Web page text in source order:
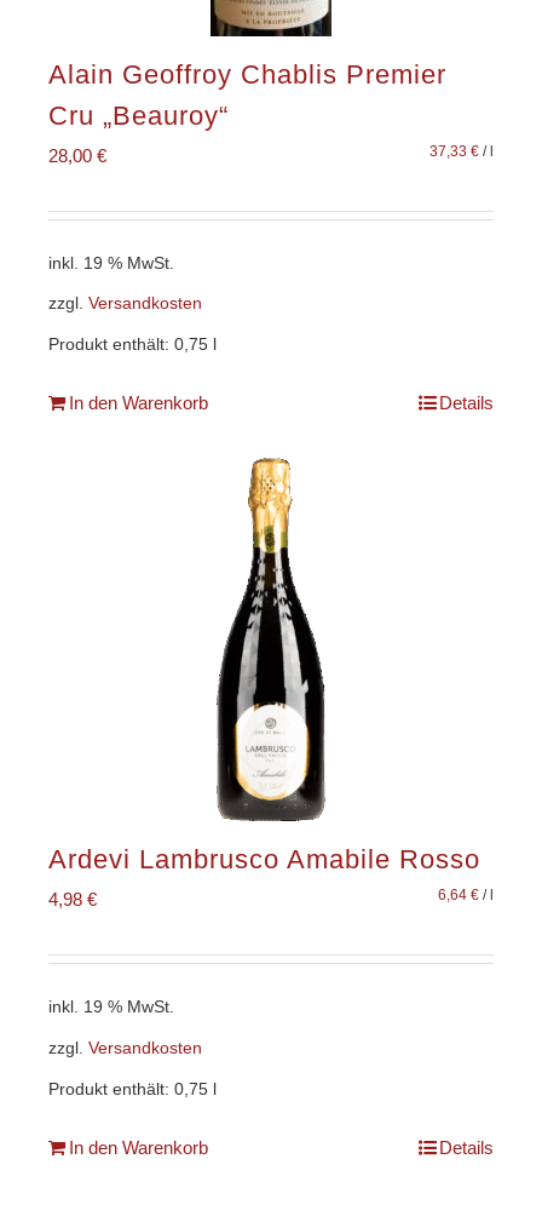
Alain Geoffroy Chablis Premier
Cru „Beauroy“
28,00 € 37,33 € /l
inkl. 19 % MwSt.
zzgl. Versandkosten
Produkt enthält: 0,75
In den Warenkorb Details
Ardevi Lambrusco Amabile Rosso
4,98 € 6,64 € /
inkl. 19 % MwSt.
zzgl. Versandkosten
Produkt enthält: 0,75 l
In den Warenkorb Details